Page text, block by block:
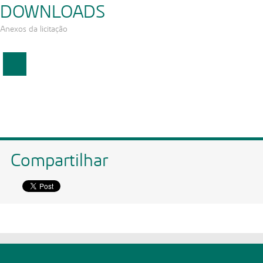
DOWNLOADS
Anexos da licitação
Compartilhar